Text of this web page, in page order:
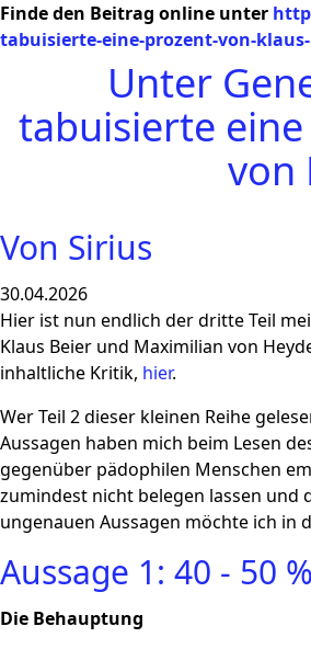
Finde den Beitrag online unter
tabuisierte-eine-prozent-von-
Unter
tabuisierte
von
Von Sirius
30.04.2026
Hier ist nun endlich der dritte Teil
Klaus Beier und Maximilian von
inhaltliche Kritik, hier.
Wer Teil 2 dieser kleinen Reihe
Aussagen haben mich beim Lesen
gegenüber pädophilen Menschen
zumindest nicht belegen lassen und
ungenauen Aussagen möchte ich in
Aussage 1: 40 - 50
Die Behauptung